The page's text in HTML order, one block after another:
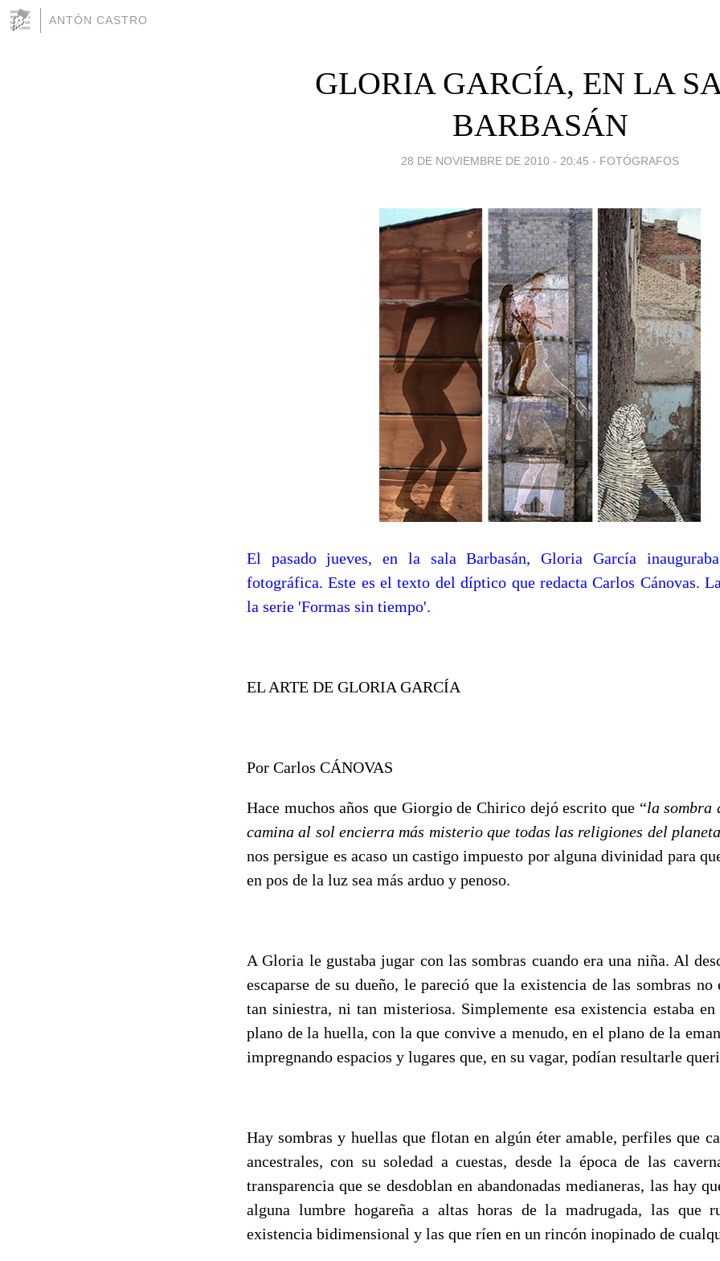
ANTÓN CASTRO
GLORIA GARCÍA, EN LA
BARBASÁN
28 DE NOVIEMBRE DE 2010 - 20:45 - FOTÓGRAFOS
El pasado jueves, en la sala Barbasán, Gloria García
fotográfica. Este es el texto del díptico que redacta Carlos Cánovas.
la serie 'Formas sin tiempo'.
EL ARTE DE GLORIA GARCÍA
Por Carlos CÁNOVAS
Hace muchos años que Giorgio de Chirico dejó escrito que “la sombra
camina al sol encierra más misterio que todas las religiones del planeta
nos persigue es acaso un castigo impuesto por alguna divinidad para
en pos de la luz sea más arduo y penoso.
A Gloria le gustaba jugar con las sombras cuando era una niña. Al
escaparse de su dueño, le pareció que la existencia de las sombras
tan siniestra, ni tan misteriosa. Simplemente esa existencia estaba
plano de la huella, con la que convive a menudo, en el plano de la
impregnando espacios y lugares que, en su vagar, podían resultarle
Hay sombras y huellas que flotan en algún éter amable, perfiles que
ancestrales, con su soledad a cuestas, desde la época de las
transparencia que se desdoblan en abandonadas medianeras, las hay
alguna lumbre hogareña a altas horas de la madrugada, las que
existencia bidimensional y las que ríen en un rincón inopinado de